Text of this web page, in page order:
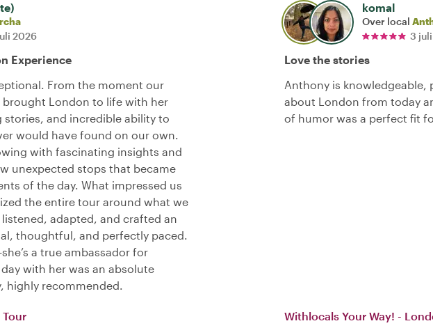
2026
Experience
From the moment our
London to life with her
and incredible ability to
would have found on our own.
with fascinating insights and
unexpected stops that became
of the day. What impressed us
the entire tour around what we
adapted, and crafted an
thoughtful, and perfectly paced.
a true ambassador for
with her was an absolute
highly recommended.
komal
Over local
3
Love the stories
Anthony is knowledgeable,
about London from today
of humor was a perfect fit
Withlocals Your Way! -